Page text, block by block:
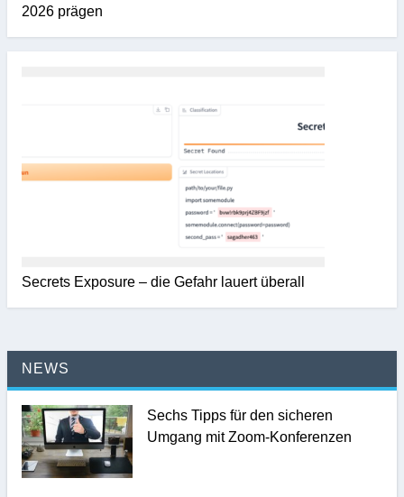
2026 prägen
Secrets Exposure – die Gefahr lauert überall
NEWS
Sechs Tipps für den sicheren
Umgang mit Zoom-Konferenzen